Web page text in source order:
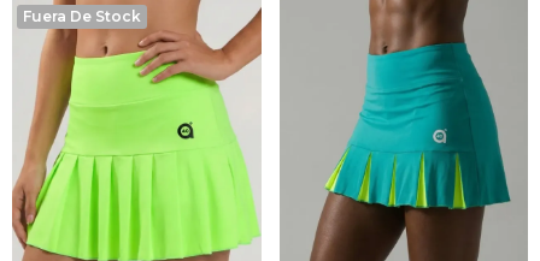
Fuera De Stock